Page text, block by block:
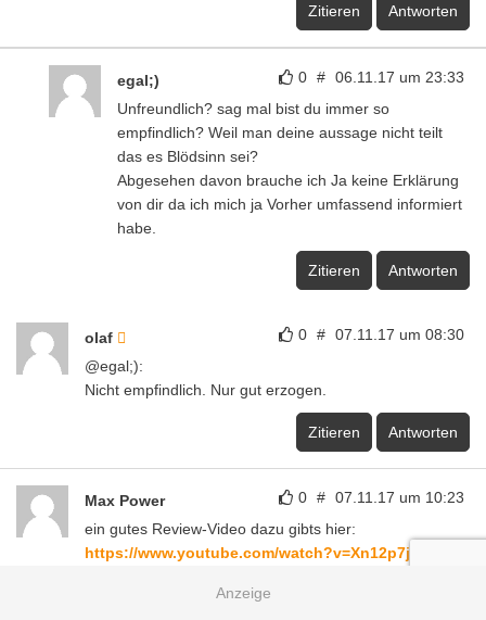
Zitieren Antworten
0 # 06.11.17 um 23:33
egal;)
Unfreundlich? sag mal bist du immer so
empfindlich? Weil man deine aussage nicht teilt
das es Blödsinn sei?
Abgesehen davon brauche ich Ja keine Erklärung
von dir da ich mich ja Vorher umfassend informiert
habe.
Zitieren Antworten
0 # 07.11.17 um 08:30
olaf
@egal;):
Nicht empfindlich. Nur gut erzogen.
Zitieren Antworten
0 # 07.11.17 um 10:23
Max Power
ein gutes Review-Video dazu gibts hier:
https://www.youtube.com/watch?v=Xn12p7jOPjo